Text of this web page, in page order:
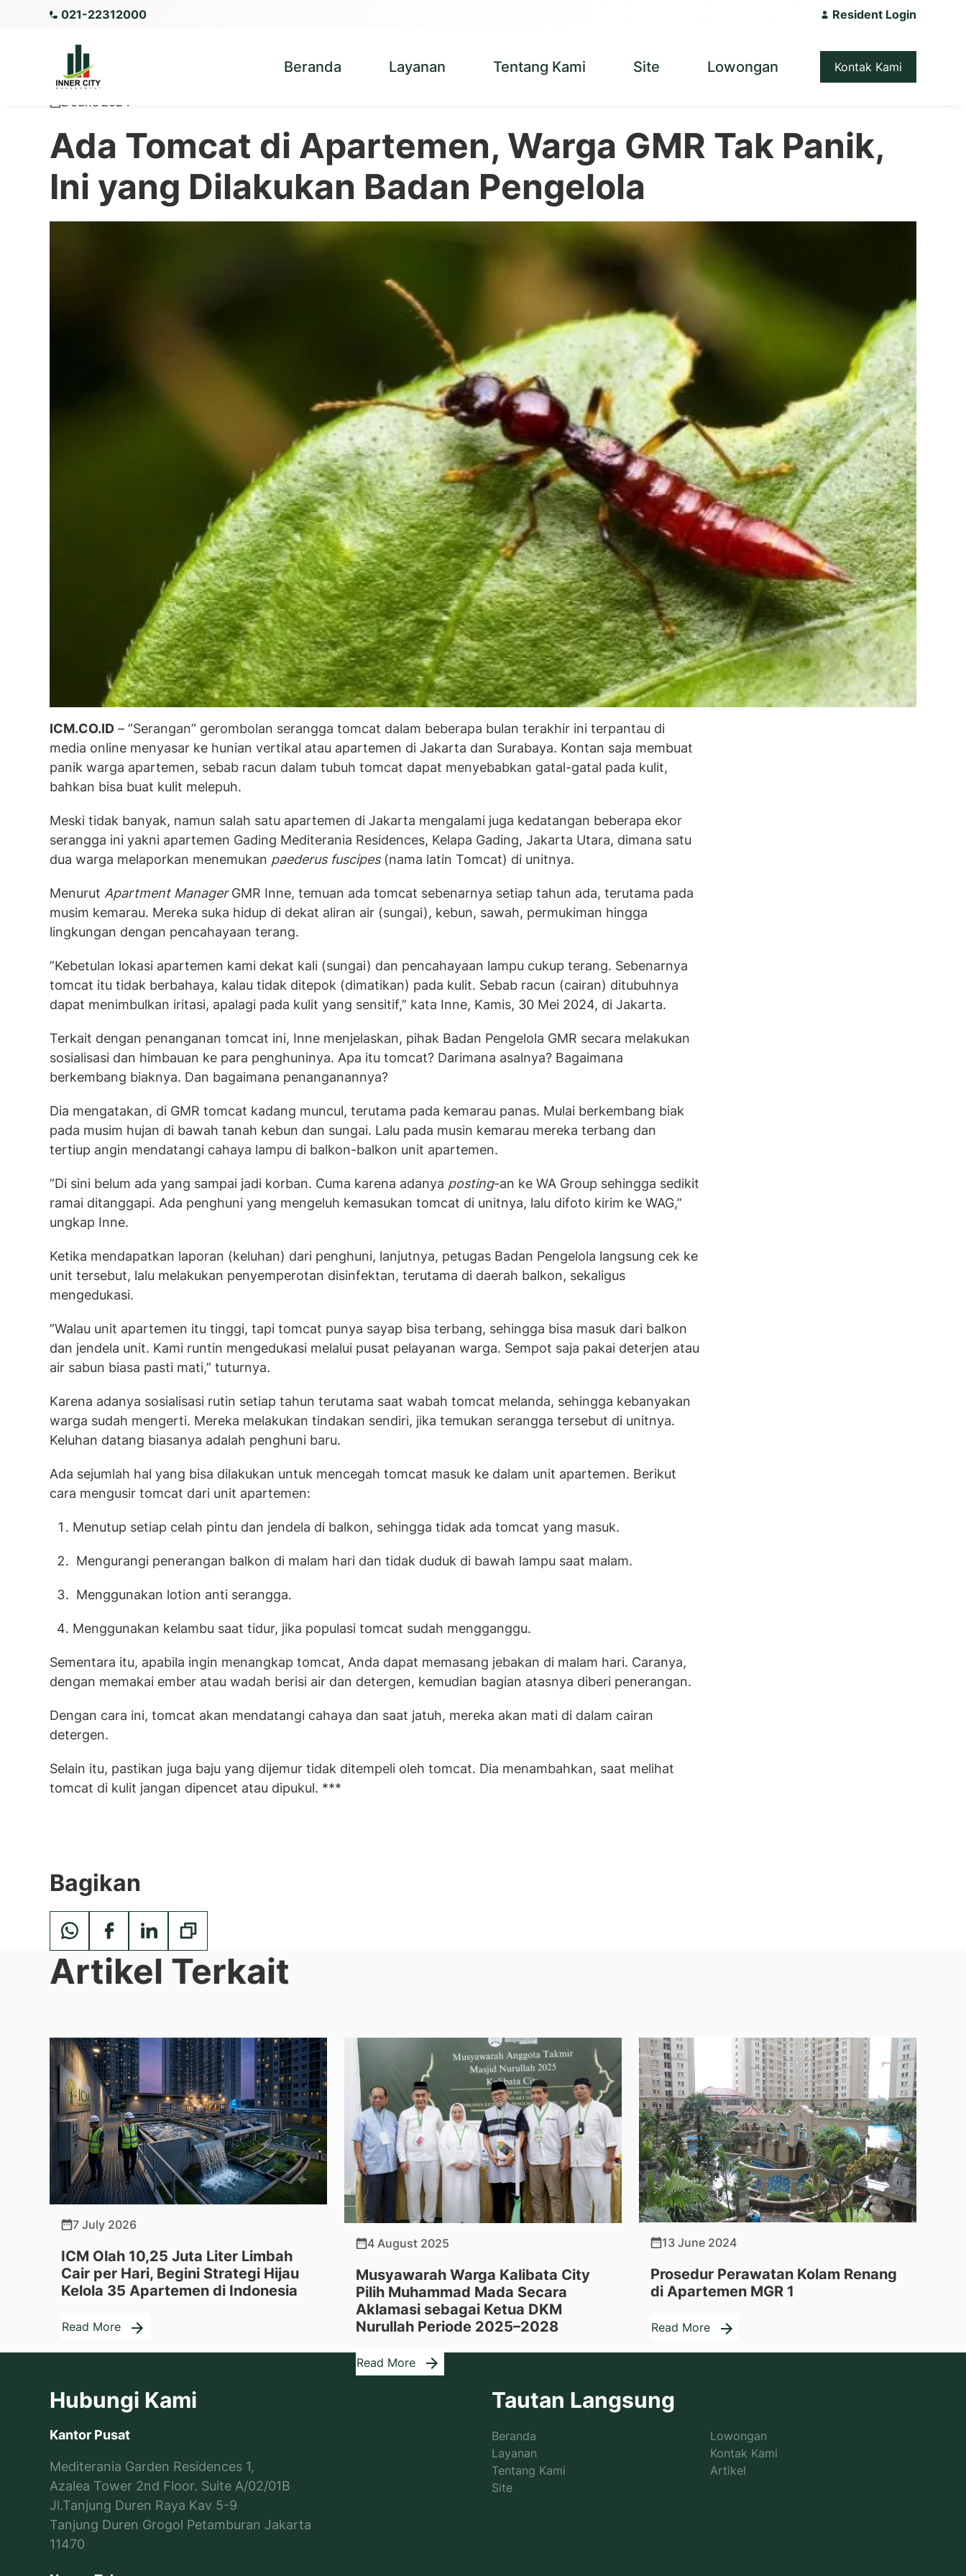
021-22312000 Resident Login
Beranda Layanan Tentang Kami Site Lowongan Kontak Kami
2 June 2024
Ada Tomcat di Apartemen, Warga GMR Tak Panik,
Ini yang Dilakukan Badan Pengelola
ICM.CO.ID – ”Serangan” gerombolan serangga tomcat dalam beberapa bulan terakhir ini terpantau di
media online menyasar ke hunian vertikal atau apartemen di Jakarta dan Surabaya. Kontan saja membuat
panik warga apartemen, sebab racun dalam tubuh tomcat dapat menyebabkan gatal-gatal pada kulit,
bahkan bisa buat kulit melepuh.
Meski tidak banyak, namun salah satu apartemen di Jakarta mengalami juga kedatangan beberapa ekor
serangga ini yakni apartemen Gading Mediterania Residences, Kelapa Gading, Jakarta Utara, dimana satu
dua warga melaporkan menemukan paederus fuscipes(nama latin Tomcat) di unitnya.
Menurut Apartment ManagerGMR Inne, temuan ada tomcat sebenarnya setiap tahun ada, terutama pada
musim kemarau. Mereka suka hidup di dekat aliran air (sungai), kebun, sawah, permukiman hingga
lingkungan dengan pencahayaan terang.
”Kebetulan lokasi apartemen kami dekat kali (sungai) dan pencahayaan lampu cukup terang. Sebenarnya
tomcat itu tidak berbahaya, kalau tidak ditepok (dimatikan) pada kulit. Sebab racun (cairan) ditubuhnya
dapat menimbulkan iritasi, apalagi pada kulit yang sensitif,” kata Inne, Kamis, 30 Mei 2024, di Jakarta.
Terkait dengan penanganan tomcat ini, Inne menjelaskan, pihak Badan Pengelola GMR secara melakukan
sosialisasi dan himbauan ke para penghuninya. Apa itu tomcat? Darimana asalnya? Bagaimana
berkembang biaknya. Dan bagaimana penanganannya?
Dia mengatakan, di GMR tomcat kadang muncul, terutama pada kemarau panas. Mulai berkembang biak
pada musim hujan di bawah tanah kebun dan sungai. Lalu pada musin kemarau mereka terbang dan
tertiup angin mendatangi cahaya lampu di balkon-balkon unit apartemen.
”Di sini belum ada yang sampai jadi korban. Cuma karena adanya posting-an ke WA Group sehingga sedikit
ramai ditanggapi. Ada penghuni yang mengeluh kemasukan tomcat di unitnya, lalu difoto kirim ke WAG,”
ungkap Inne.
Ketika mendapatkan laporan (keluhan) dari penghuni, lanjutnya, petugas Badan Pengelola langsung cek ke
unit tersebut, lalu melakukan penyemperotan disinfektan, terutama di daerah balkon, sekaligus
mengedukasi.
”Walau unit apartemen itu tinggi, tapi tomcat punya sayap bisa terbang, sehingga bisa masuk dari balkon
dan jendela unit. Kami runtin mengedukasi melalui pusat pelayanan warga. Sempot saja pakai deterjen atau
air sabun biasa pasti mati,” tuturnya.
Karena adanya sosialisasi rutin setiap tahun terutama saat wabah tomcat melanda, sehingga kebanyakan
warga sudah mengerti. Mereka melakukan tindakan sendiri, jika temukan serangga tersebut di unitnya.
Keluhan datang biasanya adalah penghuni baru.
Ada sejumlah hal yang bisa dilakukan untuk mencegah tomcat masuk ke dalam unit apartemen. Berikut
cara mengusir tomcat dari unit apartemen:
Menutup setiap celah pintu dan jendela di balkon, sehingga tidak ada tomcat yang masuk.
Mengurangi penerangan balkon di malam hari dan tidak duduk di bawah lampu saat malam.
Menggunakan lotion anti serangga.
Menggunakan kelambu saat tidur, jika populasi tomcat sudah mengganggu.
Sementara itu, apabila ingin menangkap tomcat, Anda dapat memasang jebakan di malam hari. Caranya,
dengan memakai ember atau wadah berisi air dan detergen, kemudian bagian atasnya diberi penerangan.
Dengan cara ini, tomcat akan mendatangi cahaya dan saat jatuh, mereka akan mati di dalam cairan
detergen.
Selain itu, pastikan juga baju yang dijemur tidak ditempeli oleh tomcat. Dia menambahkan, saat melihat
tomcat di kulit jangan dipencet atau dipukul. ***
Bagikan
Artikel Terkait
7 July 2026
ICM Olah 10,25 Juta Liter Limbah
Cair per Hari, Begini Strategi Hijau
Kelola 35 Apartemen di Indonesia
Read More
4 August 2025
Musyawarah Warga Kalibata City
Pilih Muhammad Mada Secara
Aklamasi sebagai Ketua DKM
Nurullah Periode 2025–2028
Read More
13 June 2024
Prosedur Perawatan Kolam Renang
di Apartemen MGR 1
Read More
Hubungi Kami
Kantor Pusat
Mediterania Garden Residences 1,
Azalea Tower 2nd Floor. Suite A/02/01B
Jl.Tanjung Duren Raya Kav 5-9
Tanjung Duren Grogol Petamburan Jakarta
11470
Tautan Langsung
Beranda
Layanan
Tentang Kami
Site
Lowongan
Kontak Kami
Artikel